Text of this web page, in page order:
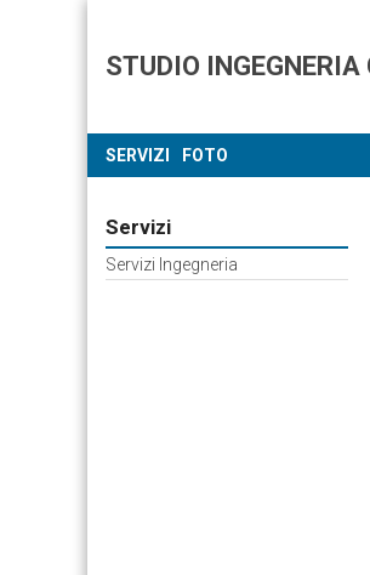
STUDIO
SERVIZI FOTO
Servizi
Servizi Ingegneria